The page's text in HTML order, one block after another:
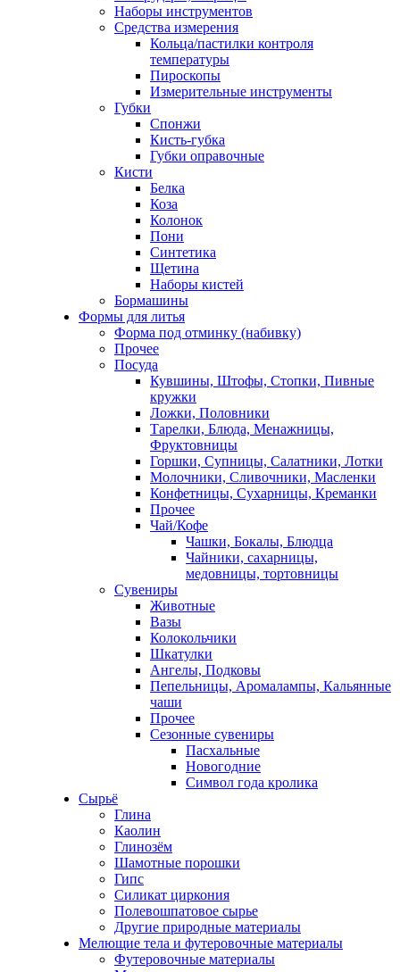
Наборы инструментов
Средства измерения
Кольца/пастилки контроля
температуры
Пироскопы
Измерительные инструменты
Губки
Спонжи
Кисть-губка
Губки оправочные
Кисти
Белка
Коза
Колонок
Пони
Синтетика
Щетина
Наборы кистей
Бормашины
Формы для литья
Форма под отминку (набивку)
Прочее
Посуда
Кувшины, Штофы, Стопки, Пивные
кружки
Ложки, Половники
Тарелки, Блюда, Менажницы,
Фруктовницы
Горшки, Супницы, Салатники, Лотки
Молочники, Сливочники, Масленки
Конфетницы, Сухарницы, Креманки
Прочее
Чай/Кофе
Чашки, Бокалы, Блюдца
Чайники, сахарницы,
медовницы, тортовницы
Сувениры
Животные
Вазы
Колокольчики
Шкатулки
Ангелы, Подковы
Пепельницы, Аромалампы, Кальянные
чаши
Прочее
Сезонные сувениры
Пасхальные
Новогодние
Символ года кролика
Сырьё
Глина
Каолин
Глинозём
Шамотные порошки
Гипс
Силикат циркония
Полевошпатовое сырье
Другие природные материалы
Мелющие тела и футеровочные материалы
Футеровочные материалы